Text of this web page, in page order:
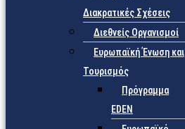
Διακρατικές Σχέσεις
Διεθνείς Οργανισμοί
Ευρωπαϊκή Ένωση και
Τουρισμός
Πρόγραμμα
EDEN